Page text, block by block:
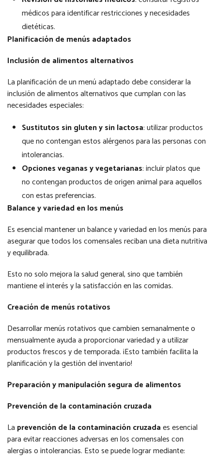
médicos para identificar restricciones y necesidades
dietéticas.
Planificación de menús adaptados
Inclusión de alimentos alternativos
La planificación de un menú adaptado debe considerar la
inclusión de alimentos alternativos que cumplan con las
necesidades especiales:
Sustitutos sin gluten y sin lactosa: utilizar productos
que no contengan estos alérgenos para las personas con
intolerancias.
Opciones veganas y vegetarianas: incluir platos que
no contengan productos de origen animal para aquellos
con estas preferencias.
Balance y variedad en los menús
Es esencial mantener un balance y variedad en los menús para
asegurar que todos los comensales reciban una dieta nutritiva
y equilibrada.
Esto no solo mejora la salud general, sino que también
mantiene el interés y la satisfacción en las comidas.
Creación de menús rotativos
Desarrollar menús rotativos que cambien semanalmente o
mensualmente ayuda a proporcionar variedad y a utilizar
productos frescos y de temporada. ¡Esto también facilita la
planificación y la gestión del inventario!
Preparación y manipulación segura de alimentos
Prevención de la contaminación cruzada
La prevención de la contaminación cruzadaes esencial
para evitar reacciones adversas en los comensales con
alergias o intolerancias. Esto se puede lograr mediante: